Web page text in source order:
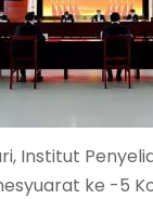
Institut
ke -5